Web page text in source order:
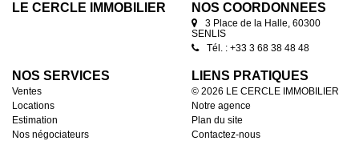
LE CERCLE IMMOBILIER NOS COORDONNÉES
3 Place de la Halle, 60300
SENLIS
Tél. : +33 3 68 38 48 48
NOS SERVICES
Ventes
Locations
Estimation
Nos négociateurs
LIENS PRATIQUES
© 2026 LE CERCLE IMMOBILIER
Notre agence
Plan du site
Contactez-nous